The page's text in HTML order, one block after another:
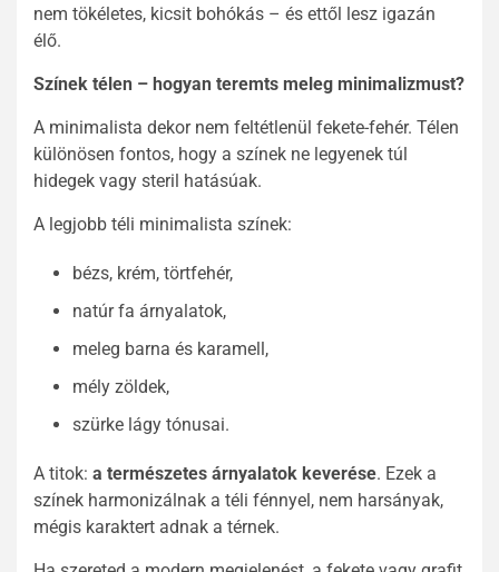
nem tökéletes, kicsit bohókás – és ettől lesz igazán
élő.
Színek télen – hogyan teremts meleg minimalizmust?
A minimalista dekor nem feltétlenül fekete-fehér. Télen
különösen fontos, hogy a színek ne legyenek túl
hidegek vagy steril hatásúak.
A legjobb téli minimalista színek:
bézs, krém, törtfehér,
natúr fa árnyalatok,
meleg barna és karamell,
mély zöldek,
szürke lágy tónusai.
A titok: a természetes árnyalatok keverése. Ezek a
színek harmonizálnak a téli fénnyel, nem harsányak,
mégis karaktert adnak a térnek.